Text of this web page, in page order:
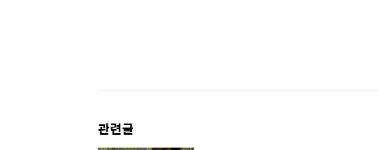
관련글